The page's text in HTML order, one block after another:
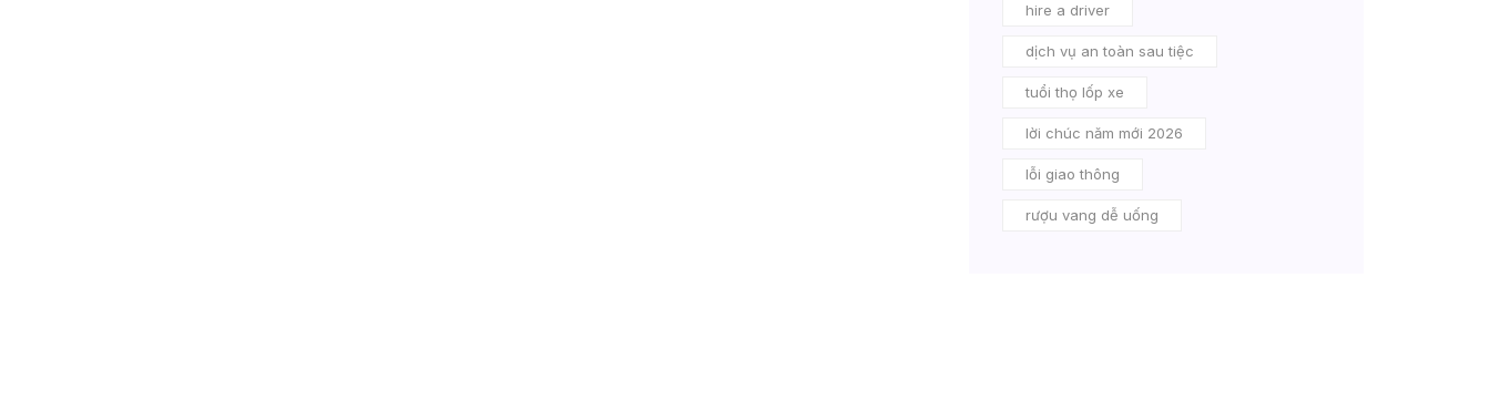
hire a driver
dịch vụ an toàn sau tiệc
tuổi thọ lốp xe
lời chúc năm mới 2026
lỗi giao thông
rượu vang dễ uống